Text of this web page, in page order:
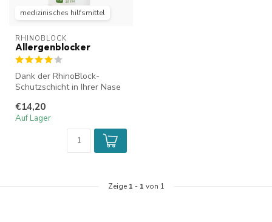
medizinisches hilfsmittel
RHINOBLOCK
Allergenblocker
Dank der RhinoBlock-
Schutzschicht in Ihrer Nase
Hausstaubmilben...
€14,20
Auf Lager
Zeige 1 - 1 von 1